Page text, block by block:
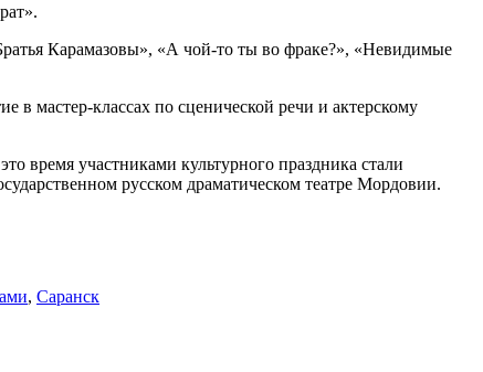
Карамазовы», «А чой-то ты во фраке?», «Невидимые
в мастер-классах по сценической речи и актерскому
время участниками культурного праздника стали
русском драматическом театре Мордовии.
, Саранск